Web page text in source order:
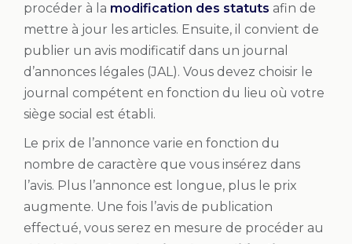
procéder à la modification des statuts afin de
mettre à jour les articles. Ensuite, il convient de
publier un avis modificatif dans un journal
d’annonces légales (JAL). Vous devez choisir le
journal compétent en fonction du lieu où votre
siège social est établi.
Le prix de l’annonce varie en fonction du
nombre de caractère que vous insérez dans
l’avis. Plus l’annonce est longue, plus le prix
augmente. Une fois l’avis de publication
effectué, vous serez en mesure de procéder au